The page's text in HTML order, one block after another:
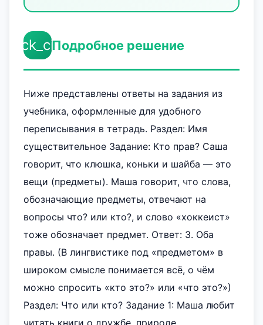
Подробное решение
Ниже представлены ответы на задания из
учебника, оформленные для удобного
переписывания в тетрадь. Раздел: Имя
существительное Задание: Кто прав? Саша
говорит, что клюшка, коньки и шайба — это
вещи (предметы). Маша говорит, что слова,
обозначающие предметы, отвечают на
вопросы что? или кто?, и слово «хоккеист»
тоже обозначает предмет. Ответ: 3. Оба
правы. (В лингвистике под «предметом» в
широком смысле понимается всё, о чём
можно спросить «кто это?» или «что это?»)
Раздел: Что или кто? Задание 1: Маша любит
читать книги о дружбе, природе,